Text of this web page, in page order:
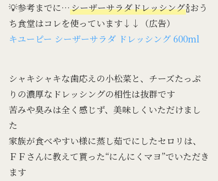
💡参考までに…シーザーサラダドレッシング🍾おう
ち食堂はコレを使っています↓↓（広告）
キユーピー シーザーサラダ ドレッシング 600ml
シャキシャキな歯応えの小松菜と、チーズたっぷ
りの濃厚なドレッシングの相性は抜群です
苦みや臭みは全く感じず、美味しくいただけまし
た
家族が食べやすい様に蒸し茹でにしたセロリは、
ＦＦさんに教えて貰った“にんにくマヨ”でいただき
ます